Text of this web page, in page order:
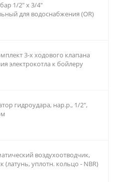
1/2" х 3/4"
для водоснабжения (OR)
3-х ходового клапана
электрокотла к бойлеру
гидроудара, нар.р., 1/2",
воздухоотводчик,
(латунь, уплотн. кольцо - NBR)